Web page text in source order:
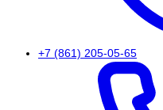
+7 (861) 205-05-65